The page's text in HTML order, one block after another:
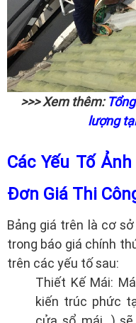
>>> Xem thêm:
lượng
Các Yếu Tố
Đơn Giá Thi
Bảng giá trên là cơ
trong báo giá chính
trên các yếu tố sau:
Thiết Kế Mái:
kiến trúc phức